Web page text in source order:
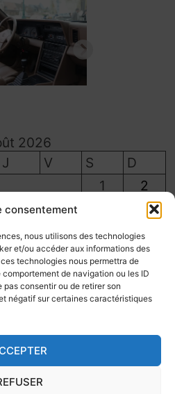
consentement
nous utilisons des technologies
et/ou accéder aux informations des
technologies nous permettra de
de navigation ou les ID
pas consentir ou de retirer son
négatif sur certaines caractéristiques
2026
J V S
D
1
2
6 7
9
13 14 15
16
20 21 22
23
27 28 29
30
Juil